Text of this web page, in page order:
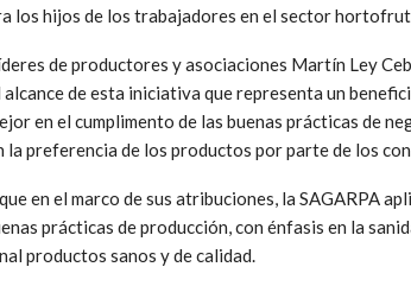
los hijos de los trabajadores en el sector
de productores y asociaciones Martín Ley
de esta iniciativa que representa un
en el cumplimento de las buenas prácticas de
la preferencia de los productos por parte de los
en el marco de sus atribuciones, la SAGARPA
prácticas de producción, con énfasis en la
productos sanos y de calidad.